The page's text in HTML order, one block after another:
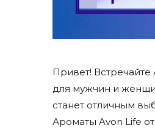
Привет!
для мужчин и
станет отличным
Ароматы Avon Life